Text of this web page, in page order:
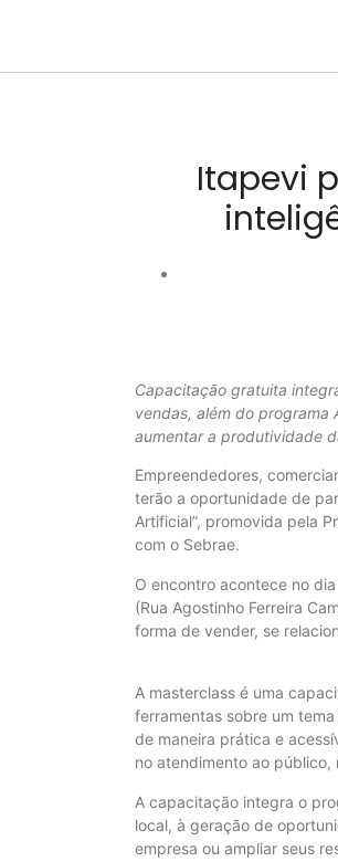
Itapevi
Capacitação gratuita
vendas, além do programa
aumentar a produtividade
Empreendedores,
terão a oportunidade de
Artificial”, promovida pela
com o Sebrae.
O encontro acontece no
(Rua Agostinho Ferreira
forma de vender, se
A masterclass é uma
ferramentas sobre um
de maneira prática e
no atendimento ao
A capacitação integra o
local, à geração de
empresa ou ampliar seus